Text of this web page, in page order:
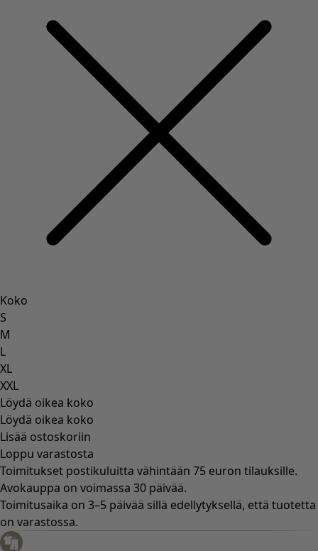
Koko
S
M
L
XL
XXL
Löydä oikea koko
Löydä oikea koko
Lisää ostoskoriin
Loppu varastosta
Toimitukset postikuluitta vähintään 75 euron tilauksille.
Avokauppa on voimassa 30 päivää.
Toimitusaika on 3–5 päivää sillä edellytyksellä, että tuotetta
on varastossa.